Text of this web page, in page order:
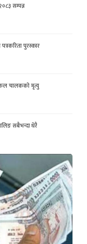
सम्पन्न
पुरस्कार
चालकको मृत्यु
सबैभन्दा धेरै